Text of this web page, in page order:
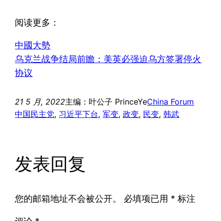
阅读更多：
中國大勢
乌克兰战争结局前瞻：美英必强迫乌方签署停火
协议
21 5 月, 2022主编：叶公子 PrinceYeChina Forum
中国民主党, 习近平下台, 军变, 政变, 民变, 韩武
发表回复
您的邮箱地址不会被公开。 必填项已用 * 标注